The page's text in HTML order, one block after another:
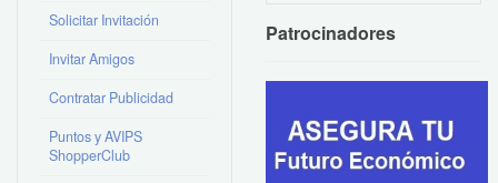
Solicitar Invitación
Invitar Amigos
Contratar Publicidad
Puntos y AVIPS
ShopperClub
Patrocinadores